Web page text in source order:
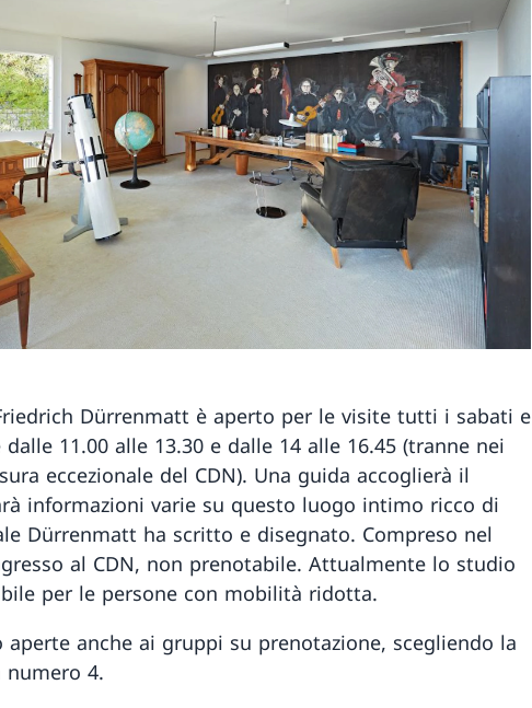
Dürrenmatt è aperto per le visite tutti i sabati e
11.00 alle 13.30 e dalle 14 alle 16.45 (tranne nei
eccezionale del CDN). Una guida accoglierà il
informazioni varie su questo luogo intimo ricco di
Dürrenmatt ha scritto e disegnato. Compreso nel
al CDN, non prenotabile. Attualmente lo studio
per le persone con mobilità ridotta.
aperte anche ai gruppi su prenotazione, scegliendo la
4.